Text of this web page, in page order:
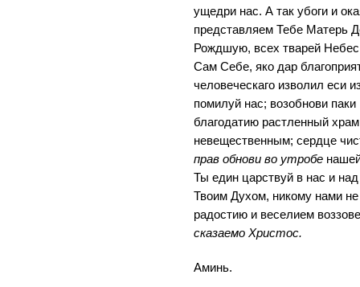
ущедри нас. А так убоги и
представляем Тебе Матерь
Рождшую, всех тварей
Сам Себе, яко дар
человеческаго изволил еси
помилуй нас; возобнови
благодатию растленный
невещественным; сердце
прав обнови во утробе
Ты един царствуй в нас и
Твоим Духом, никому нами
радостию и веселием
сказаемо Христос.
Аминь.